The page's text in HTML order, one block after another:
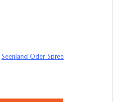
Seenland Oder-Spree